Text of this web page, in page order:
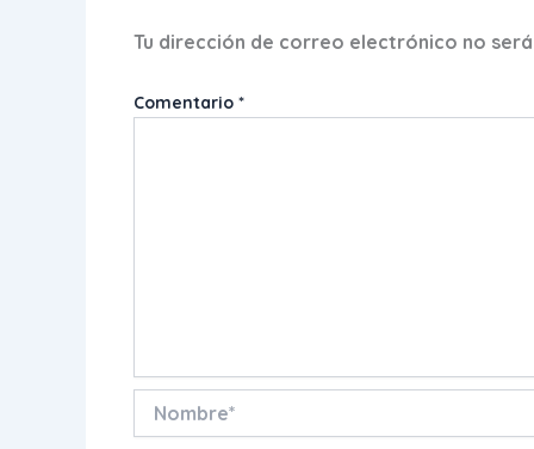
Tu dirección de correo electrónico no
Comentario *